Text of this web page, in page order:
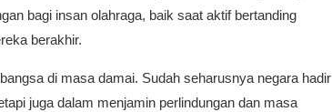
bagi insan olahraga, baik saat aktif bertanding
berakhir.
di masa damai. Sudah seharusnya negara hadir
juga dalam menjamin perlindungan dan masa